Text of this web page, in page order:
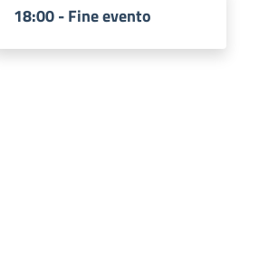
18:00 - Fine evento